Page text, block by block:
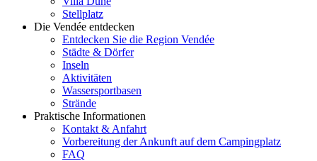
Stellplatz
Die Vendée entdecken
Entdecken Sie die Region Vendée
Städte & Dörfer
Inseln
Aktivitäten
Wassersportbasen
Strände
Praktische Informationen
Kontakt & Anfahrt
Vorbereitung der Ankunft auf dem Campingplatz
FAQ